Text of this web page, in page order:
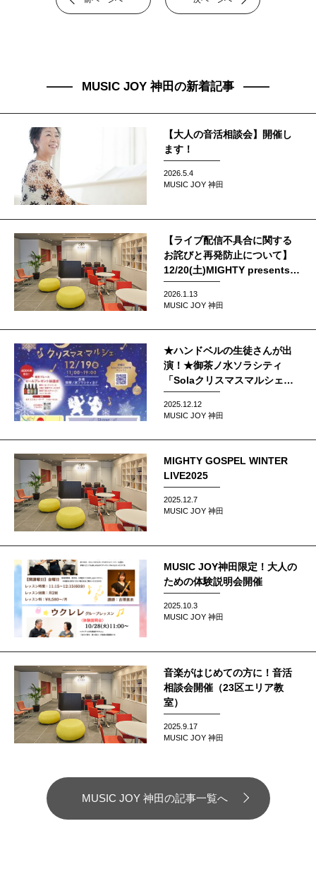
MUSIC JOY 神田の新着記事
【大人の音活相談会】開催し
ます！
2026.5.4
MUSIC JOY 神田
【ライブ配信不具合に関する
お詫びと再発防止について】
12/20(土)MIGHTY presents
Gospel Winter LIVE 2025
2026.1.13
MUSIC JOY 神田
★ハンドベルの生徒さんが出
演！★御茶ノ水ソラシティ
「Solaクリスマスマルシェ」
にて
2025.12.12
MUSIC JOY 神田
MIGHTY GOSPEL WINTER
LIVE2025
2025.12.7
MUSIC JOY 神田
MUSIC JOY神田限定！大人の
ための体験説明会開催
2025.10.3
MUSIC JOY 神田
音楽がはじめての方に！音活
相談会開催（23区エリア教
室）
2025.9.17
MUSIC JOY 神田
MUSIC JOY 神田の記事一覧へ